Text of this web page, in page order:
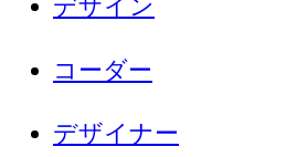
デザイン
コーダー
デザイナー